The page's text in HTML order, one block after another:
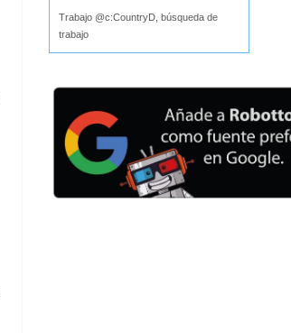
Trabajo @c:CountryD, búsqueda de
trabajo